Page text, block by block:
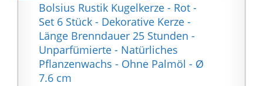
Bolsius Rustik Kugelkerze - Rot -
Set 6 Stück - Dekorative Kerze -
Länge Brenndauer 25 Stunden -
Unparfümierte - Natürliches
Pflanzenwachs - Ohne Palmöl - Ø
7.6 cm